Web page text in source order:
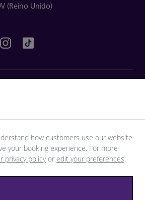
(Reino Unido)
LHR
how customers use our website
your booking experience. For more
privacy policyor edit your preferences.